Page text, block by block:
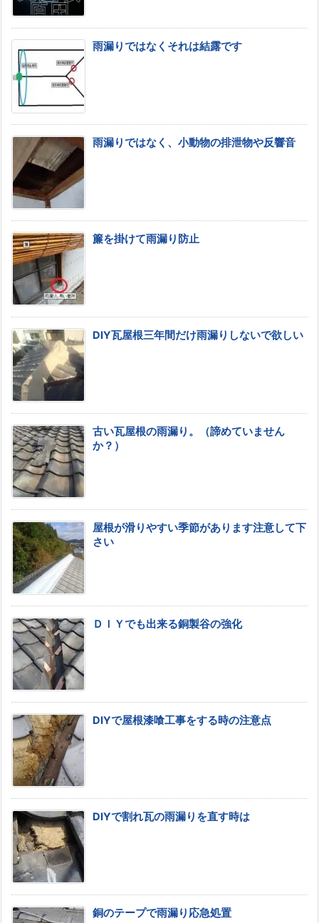
雨漏りではなくそれは結露です
雨漏りではなく、小動物の排泄物や反響音
簾を掛けて雨漏り防止
DIY瓦屋根三年間だけ雨漏りしないで欲しい
古い瓦屋根の雨漏り。（諦めていません
か？）
屋根が滑りやすい季節があります注意して下
さい
ＤＩＹでも出来る銅製谷の強化
DIYで屋根漆喰工事をする時の注意点
DIYで割れ瓦の雨漏りを直す時は
銅のテープで雨漏り応急処置